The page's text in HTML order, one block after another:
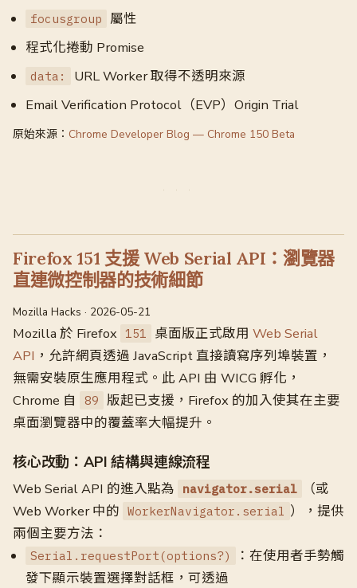
focusgroup 屬性
程式化捲動 Promise
data:
URL Worker 取得不透明來源
Email Verification Protocol（EVP）Origin Trial
原始來源： Chrome Developer Blog — Chrome 150 Beta
Firefox 151 支援 Web Serial API：瀏覽器
直連微控制器的技術細節
Mozilla Hacks · 2026-05-21
Mozilla 於 Firefox 151 桌面版正式啟用 Web Serial
API ，允許網頁透過 JavaScript 直接讀寫序列埠裝置，
無需安裝原生應用程式。此 API 由 WICG 孵化，
Chrome 自
89 版起已支援，Firefox 的加入使其在主要
桌面瀏覽器中的覆蓋率大幅提升。
核心改動：API 結構與連線流程
Web Serial API 的進入點為 navigator.serial
（或
Web Worker 中的 WorkerNavigator.serial ），提供
兩個主要方法：
Serial.requestPort(options?)
：在使用者手勢觸
發下顯示裝置選擇對話框，可透過